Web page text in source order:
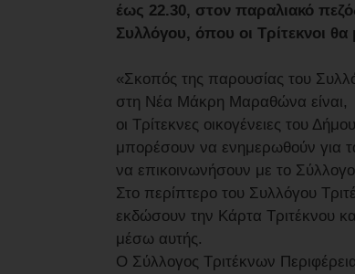
έως 22.30, στον παραλιακό
Συλλόγου, όπου οι Τρίτεκνοι
«Σκοπός της παρουσίας του
στη Νέα Μάκρη Μαραθώνα είναι,
οι Τρίτεκνες οικογένειες του
μπορέσουν να ενημερωθούν για
να επικοινωνήσουν με το
Στο περίπτερο του Συλλόγου
εκδώσουν την Κάρτα Τριτέκνου
μέσω αυτής.
Ο Σύλλογος Τριτέκνων